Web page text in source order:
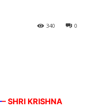
0
340
– SHRI KRISHNA